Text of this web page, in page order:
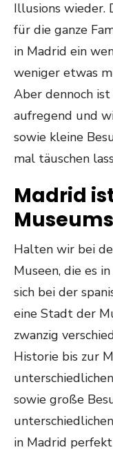
Illusions wieder.
für die ganze
in Madrid ein
weniger etwas
Aber dennoch
aufregend und
sowie kleine
mal täuschen
Madrid
Halten wir bei
Museen, die es
sich bei der
eine Stadt der
zwanzig
Historie bis zur
sowie große
in Madrid